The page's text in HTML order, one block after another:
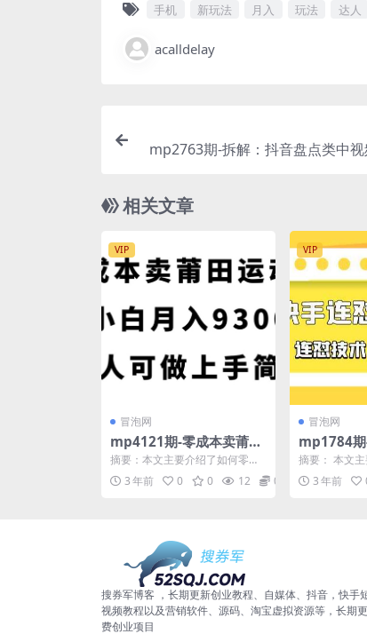
手机 新玩法 月入 玩法 达人
acalldelay
mp2763期-拆解：抖音盘点类中视
视频变现副业项目详解从搞笑到宠
相关文章
VIP
冒泡网
mp4121期-零成本卖莆田
运动鞋，小白月入9300，
人人可做上手简单【揭
秘】(揭秘零成本卖莆田运
摘要：本文主要介绍了如何零成
本卖莆田运动鞋，小白也能月入9
300。文章首先分析了...
3 年前 0 0 12 0.99
VIP
冒泡网
mp1784
的最新快
玩法，1:1
月10更新
摘要： 本文
的快手连怼
过同框技术。
3 年前
搜券军博客 ，长期更新创业教程、自媒体、抖音，快手
视频教程以及营销软件、源码、淘宝虚拟资源等，长期
费创业项目